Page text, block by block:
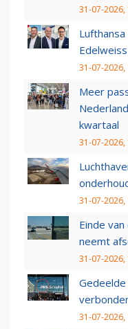
31-07-2026,
Lufthansa
31-07-2026,
Meer
kwartaal
31-07-2026,
31-07-2026,
Einde
neemt
31-07-2026,
31-07-2026,